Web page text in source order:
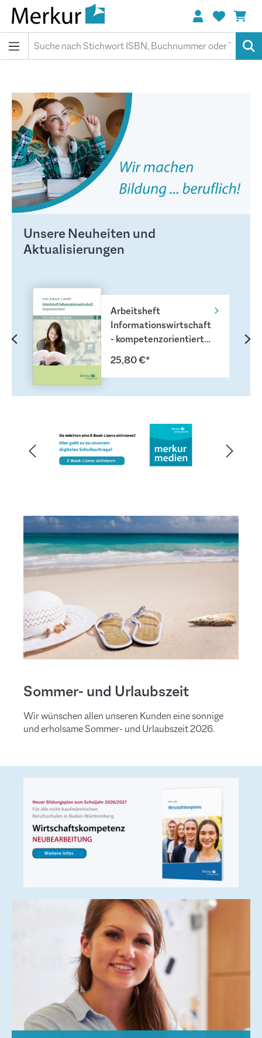
springen
Unsere Neuheiten und
Aktualisierungen
Produktgalerie überspringen
Arbeitsheft
Informationswirtschaft
- kompetenzorientiert
für die Höhere
Berufsfachschule 2
25,80 €*
Sommer- und Urlaubszeit
Wir wünschen allen unseren Kunden eine sonnige
und erholsame Sommer- und Urlaubszeit 2026.